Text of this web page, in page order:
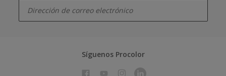
Síguenos Procolor